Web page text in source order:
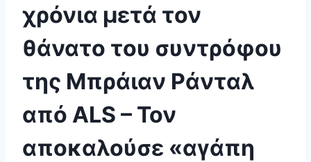
χρόνια μετά τον
θάνατο του συντρόφου
της Μπράιαν Ράνταλ
από ALS – Τον
αποκαλούσε «αγάπη